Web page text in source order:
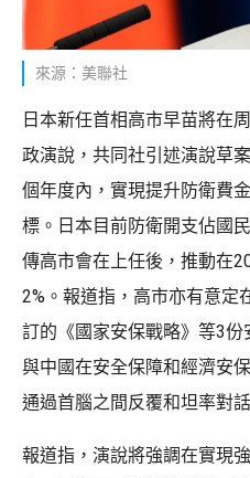
來源：美聯社
日本新任首相高市早苗將在
政演說，共同社引述演說草
個年度內，實現提升防衛費
標。日本目前防衛開支佔國
傳高市會在上任後，推動在
2%。報道指，高市亦有意定
訂的《國家安保戰略》等3份
與中國在安全保障和經濟安
通過首腦之間反覆和坦率對
報道指，演說將強調在實現